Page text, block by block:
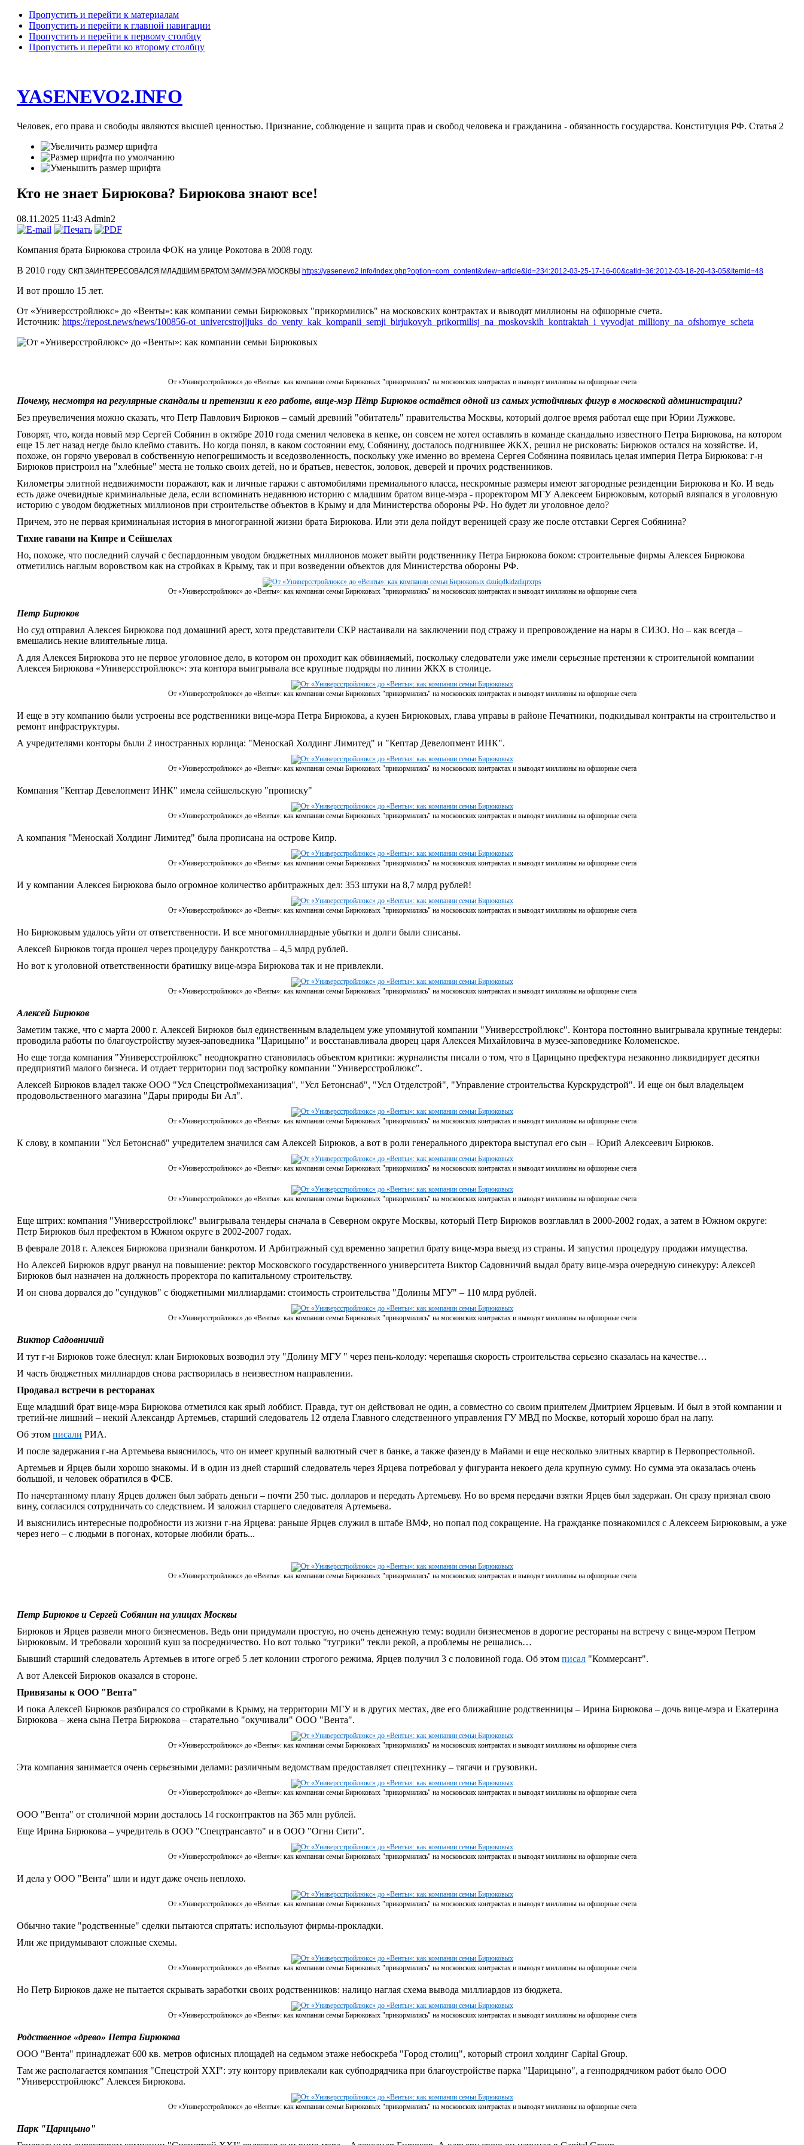
Пропустить и перейти к материалам
Пропустить и перейти к главной навигации
Пропустить и перейти к первому столбцу
Пропустить и перейти ко второму столбцу
YASENEVO2.INFO
Человек, его права и свободы являются высшей ценностью. Признание, соблюдение и защита прав и свобод человека и гражданина - обязанность государства. Конституция РФ. Статья 2
Кто не знает Бирюкова? Бирюкова знают все!
08.11.2025 11:43 Admin2
Компания брата Бирюкова строила ФОК на улице Рокотова в 2008 году.
В 2010 году СКП ЗАИНТЕРЕСОВАЛСЯ МЛАДШИМ БРАТОМ ЗАММЭРА МОСКВЫ https://yasenevo2.info/index.php?option=com_content&view=article&id=234:2012-03-25-17-16-00&catid=36:2012-03-18-20-43-05&Itemid=48
И вот прошло 15 лет.
От «Универсстройлюкс» до «Венты»: как компании семьи Бирюковых "прикормились" на московских контрактах и выводят миллионы на офшорные счета.
Источник: https://repost.news/news/100856-ot_univercstrojljuks_do_venty_kak_kompanii_semji_birjukovyh_prikormilisj_na_moskovskih_kontraktah_i_vyvodjat_milliony_na_ofshornye_scheta
От «Универсстройлюкс» до «Венты»: как компании семьи Бирюковых "прикормились" на московских контрактах и выводят миллионы на офшорные счета
Почему, несмотря на регулярные скандалы и претензии к его работе, вице-мэр Пётр Бирюков остаётся одной из самых устойчивых фигур в московской администрации?
Без преувеличения можно сказать, что Петр Павлович Бирюков – самый древний "обитатель" правительства Москвы, который долгое время работал еще при Юрии Лужкове.
Говорят, что, когда новый мэр Сергей Собянин в октябре 2010 года сменил человека в кепке, он совсем не хотел оставлять в команде скандально известного Петра Бирюкова, на котором
еще 15 лет назад негде было клеймо ставить. Но когда понял, в каком состоянии ему, Собянину, досталось подгнившее ЖКХ, решил не рисковать: Бирюков остался на хозяйстве. И,
похоже, он горячо уверовал в собственную непогрешимость и вседозволенность, поскольку уже именно во времена Сергея Собянина появилась целая империя Петра Бирюкова: г-н
Бирюков пристроил на "хлебные" места не только своих детей, но и братьев, невесток, золовок, деверей и прочих родственников.
Километры элитной недвижимости поражают, как и личные гаражи с автомобилями премиального класса, нескромные размеры имеют загородные резиденции Бирюкова и Ко. И ведь
есть даже очевидные криминальные дела, если вспоминать недавнюю историю с младшим братом вице-мэра - проректором МГУ Алексеем Бирюковым, который вляпался в уголовную
историю с уводом бюджетных миллионов при строительстве объектов в Крыму и для Министерства обороны РФ. Но будет ли уголовное дело?
Причем, это не первая криминальная история в многогранной жизни брата Бирюкова. Или эти дела пойдут вереницей сразу же после отставки Сергея Собянина?
Тихие гавани на Кипре и Сейшелах
Но, похоже, что последний случай с беспардонным уводом бюджетных миллионов может выйти родственнику Петра Бирюкова боком: строительные фирмы Алексея Бирюкова
отметились наглым воровством как на стройках в Крыму, так и при возведении объектов для Министерства обороны РФ.
От «Универсстройлюкс» до «Венты»: как компании семьи Бирюковых "прикормились" на московских контрактах и выводят миллионы на офшорные счета
Петр Бирюков
Но суд отправил Алексея Бирюкова под домашний арест, хотя представители СКР настаивали на заключении под стражу и препровождение на нары в СИЗО. Но ‒ как всегда ‒
вмешались некие влиятельные лица.
А для Алексея Бирюкова это не первое уголовное дело, в котором он проходит как обвиняемый, поскольку следователи уже имели серьезные претензии к строительной компании
Алексея Бирюкова «Универсстройлюкс»: эта контора выигрывала все крупные подряды по линии ЖКХ в столице.
От «Универсстройлюкс» до «Венты»: как компании семьи Бирюковых "прикормились" на московских контрактах и выводят миллионы на офшорные счета
И еще в эту компанию были устроены все родственники вице-мэра Петра Бирюкова, а кузен Бирюковых, глава управы в районе Печатники, подкидывал контракты на строительство и
ремонт инфраструктуры.
А учредителями конторы были 2 иностранных юрлица: "Меноскай Холдинг Лимитед" и "Кептар Девелопмент ИНК".
От «Универсстройлюкс» до «Венты»: как компании семьи Бирюковых "прикормились" на московских контрактах и выводят миллионы на офшорные счета
Компания "Кептар Девелопмент ИНК" имела сейшельскую "прописку"
От «Универсстройлюкс» до «Венты»: как компании семьи Бирюковых "прикормились" на московских контрактах и выводят миллионы на офшорные счета
А компания "Меноскай Холдинг Лимитед" была прописана на острове Кипр.
От «Универсстройлюкс» до «Венты»: как компании семьи Бирюковых "прикормились" на московских контрактах и выводят миллионы на офшорные счета
И у компании Алексея Бирюкова было огромное количество арбитражных дел: 353 штуки на 8,7 млрд рублей!
От «Универсстройлюкс» до «Венты»: как компании семьи Бирюковых "прикормились" на московских контрактах и выводят миллионы на офшорные счета
Но Бирюковым удалось уйти от ответственности. И все многомиллиардные убытки и долги были списаны.
Алексей Бирюков тогда прошел через процедуру банкротства ‒ 4,5 млрд рублей.
Но вот к уголовной ответственности братишку вице-мэра Бирюкова так и не привлекли.
От «Универсстройлюкс» до «Венты»: как компании семьи Бирюковых "прикормились" на московских контрактах и выводят миллионы на офшорные счета
Алексей Бирюков
Заметим также, что с марта 2000 г. Алексей Бирюков был единственным владельцем уже упомянутой компании "Универсстройлюкс". Контора постоянно выигрывала крупные тендеры:
проводила работы по благоустройству музея-заповедника "Царицыно" и восстанавливала дворец царя Алексея Михайловича в музее-заповеднике Коломенское.
Но еще тогда компания "Универсстройлюкс" неоднократно становилась объектом критики: журналисты писали о том, что в Царицыно префектура незаконно ликвидирует десятки
предприятий малого бизнеса. И отдает территории под застройку компании "Универсстройлюкс".
Алексей Бирюков владел также ООО "Усл Спецстроймеханизация", "Усл Бетонснаб", "Усл Отделстрой", "Управление строительства Курскрудстрой". И еще он был владельцем
продовольственного магазина "Дары природы Би Ал".
От «Универсстройлюкс» до «Венты»: как компании семьи Бирюковых "прикормились" на московских контрактах и выводят миллионы на офшорные счета
К слову, в компании "Усл Бетонснаб" учредителем значился сам Алексей Бирюков, а вот в роли генерального директора выступал его сын – Юрий Алексеевич Бирюков.
От «Универсстройлюкс» до «Венты»: как компании семьи Бирюковых "прикормились" на московских контрактах и выводят миллионы на офшорные счета
От «Универсстройлюкс» до «Венты»: как компании семьи Бирюковых "прикормились" на московских контрактах и выводят миллионы на офшорные счета
Еще штрих: компания "Универсстройлюкс" выигрывала тендеры сначала в Северном округе Москвы, который Петр Бирюков возглавлял в 2000-2002 годах, а затем в Южном округе:
Петр Бирюков был префектом в Южном округе в 2002-2007 годах.
В феврале 2018 г. Алексея Бирюкова признали банкротом. И Арбитражный суд временно запретил брату вице-мэра выезд из страны. И запустил процедуру продажи имущества.
Но Алексей Бирюков вдруг рванул на повышение: ректор Московского государственного университета Виктор Садовничий выдал брату вице-мэра очередную синекуру: Алексей
Бирюков был назначен на должность проректора по капитальному строительству.
И он снова дорвался до "сундуков" с бюджетными миллиардами: стоимость строительства "Долины МГУ" ‒ 110 млрд рублей.
От «Универсстройлюкс» до «Венты»: как компании семьи Бирюковых "прикормились" на московских контрактах и выводят миллионы на офшорные счета
Виктор Садовничий
И тут г-н Бирюков тоже блеснул: клан Бирюковых возводил эту "Долину МГУ " через пень-колоду: черепашья скорость строительства серьезно сказалась на качестве…
И часть бюджетных миллиардов снова растворилась в неизвестном направлении.
Продавал встречи в ресторанах
Еще младший брат вице-мэра Бирюкова отметился как ярый лоббист. Правда, тут он действовал не один, а совместно со своим приятелем Дмитрием Ярцевым. И был в этой компании и
третий-не лишний – некий Александр Артемьев, старший следователь 12 отдела Главного следственного управления ГУ МВД по Москве, который хорошо брал на лапу.
Об этом писали РИА.
И после задержания г-на Артемьева выяснилось, что он имеет крупный валютный счет в банке, а также фазенду в Майами и еще несколько элитных квартир в Первопрестольной.
Артемьев и Ярцев были хорошо знакомы. И в один из дней старший следователь через Ярцева потребовал у фигуранта некоего дела крупную сумму. Но сумма эта оказалась очень
большой, и человек обратился в ФСБ.
По начертанному плану Ярцев должен был забрать деньги – почти 250 тыс. долларов и передать Артемьеву. Но во время передачи взятки Ярцев был задержан. Он сразу признал свою
вину, согласился сотрудничать со следствием. И заложил старшего следователя Артемьева.
И выяснились интересные подробности из жизни г-на Ярцева: раньше Ярцев служил в штабе ВМФ, но попал под сокращение. На гражданке познакомился с Алексеем Бирюковым, а уже
через него ‒ с людьми в погонах, которые любили брать...
От «Универсстройлюкс» до «Венты»: как компании семьи Бирюковых "прикормились" на московских контрактах и выводят миллионы на офшорные счета
Петр Бирюков и Сергей Собянин на улицах Москвы
Бирюков и Ярцев развели много бизнесменов. Ведь они придумали простую, но очень денежную тему: водили бизнесменов в дорогие рестораны на встречу с вице-мэром Петром
Бирюковым. И требовали хороший куш за посредничество. Но вот только "тугрики" текли рекой, а проблемы не решались…
Бывший старший следователь Артемьев в итоге огреб 5 лет колонии строгого режима, Ярцев получил 3 с половиной года. Об этом писал"Коммерсант".
А вот Алексей Бирюков оказался в стороне.
Привязаны к ООО "Вента"
И пока Алексей Бирюков разбирался со стройками в Крыму, на территории МГУ и в других местах, две его ближайшие родственницы – Ирина Бирюкова ‒ дочь вице-мэра и Екатерина
Бирюкова ‒ жена сына Петра Бирюкова – старательно "окучивали" ООО "Вента".
От «Универсстройлюкс» до «Венты»: как компании семьи Бирюковых "прикормились" на московских контрактах и выводят миллионы на офшорные счета
Эта компания занимается очень серьезными делами: различным ведомствам предоставляет спецтехнику – тягачи и грузовики.
От «Универсстройлюкс» до «Венты»: как компании семьи Бирюковых "прикормились" на московских контрактах и выводят миллионы на офшорные счета
ООО "Вента" от столичной мэрии досталось 14 госконтрактов на 365 млн рублей.
Еще Ирина Бирюкова ‒ учредитель в ООО "Спецтрансавто" и в ООО "Огни Сити".
От «Универсстройлюкс» до «Венты»: как компании семьи Бирюковых "прикормились" на московских контрактах и выводят миллионы на офшорные счета
И дела у ООО "Вента" шли и идут даже очень неплохо.
От «Универсстройлюкс» до «Венты»: как компании семьи Бирюковых "прикормились" на московских контрактах и выводят миллионы на офшорные счета
Обычно такие "родственные" сделки пытаются спрятать: используют фирмы-прокладки.
Или же придумывают сложные схемы.
От «Универсстройлюкс» до «Венты»: как компании семьи Бирюковых "прикормились" на московских контрактах и выводят миллионы на офшорные счета
Но Петр Бирюков даже не пытается скрывать заработки своих родственников: налицо наглая схема вывода миллиардов из бюджета.
От «Универсстройлюкс» до «Венты»: как компании семьи Бирюковых "прикормились" на московских контрактах и выводят миллионы на офшорные счета
Родственное «древо» Петра Бирюкова
ООО "Вента" принадлежат 600 кв. метров офисных площадей на седьмом этаже небоскреба "Город столиц", который строил холдинг Capital Group.
Там же располагается компания "Спецстрой XXI": эту контору привлекали как субподрядчика при благоустройстве парка "Царицыно", а генподрядчиком работ было ООО
"Универсстройлюкс" Алексея Бирюкова.
От «Универсстройлюкс» до «Венты»: как компании семьи Бирюковых "прикормились" на московских контрактах и выводят миллионы на офшорные счета
Парк "Царицыно"